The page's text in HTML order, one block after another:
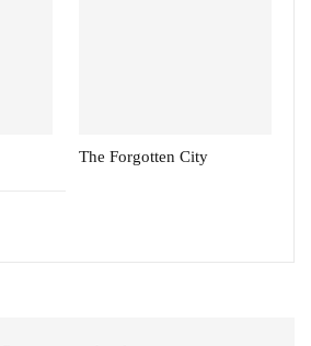
The Forgotten City